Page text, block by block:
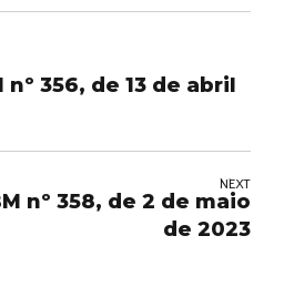
nº 356, de 13 de abril
NEXT
nº 358, de 2 de maio
de 2023